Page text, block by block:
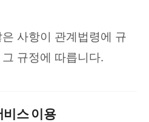
사항이 관계법령에 규
규정에 따릅니다.
비스 이용